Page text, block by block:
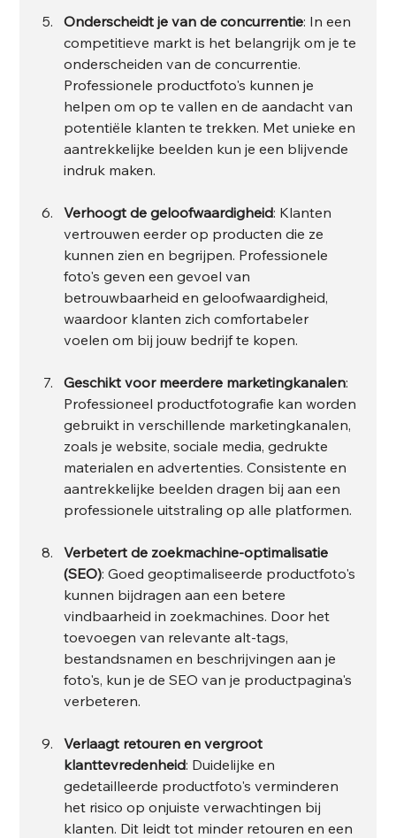
Onderscheidt je van de concurrentie: In een
competitieve markt is het belangrijk om je te
onderscheiden van de concurrentie.
Professionele productfoto's kunnen je
helpen om op te vallen en de aandacht van
potentiële klanten te trekken. Met unieke en
aantrekkelijke beelden kun je een blijvende
indruk maken.
Verhoogt de geloofwaardigheid: Klanten
vertrouwen eerder op producten die ze
kunnen zien en begrijpen. Professionele
foto's geven een gevoel van
betrouwbaarheid en geloofwaardigheid,
waardoor klanten zich comfortabeler
voelen om bij jouw bedrijf te kopen.
Geschikt voor meerdere marketingkanalen:
Professioneel productfotografie kan worden
gebruikt in verschillende marketingkanalen,
zoals je website, sociale media, gedrukte
materialen en advertenties. Consistente en
aantrekkelijke beelden dragen bij aan een
professionele uitstraling op alle platformen.
Verbetert de zoekmachine-optimalisatie
(SEO): Goed geoptimaliseerde productfoto's
kunnen bijdragen aan een betere
vindbaarheid in zoekmachines. Door het
toevoegen van relevante alt-tags,
bestandsnamen en beschrijvingen aan je
foto's, kun je de SEO van je productpagina's
verbeteren.
Verlaagt retouren en vergroot
klanttevredenheid: Duidelijke en
gedetailleerde productfoto's verminderen
het risico op onjuiste verwachtingen bij
klanten. Dit leidt tot minder retouren en een